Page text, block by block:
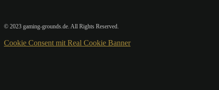
© 2023 gaming-grounds.de. All Rights Reserved.
Cookie Consent mit Real Cookie Banner